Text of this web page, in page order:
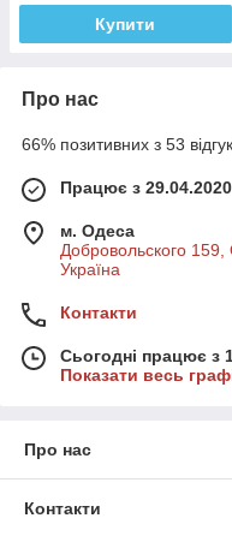
Купити
Про нас
66% позитивних з 53
Працює з 29.04.2020
м. Одеса
Добровольского
Україна
Контакти
Сьогодні працює з
Показати весь
Про нас
Контакти